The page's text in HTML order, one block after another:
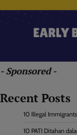
- Sponsored -
Recent Posts
10 Illegal
10 PATI Ditahan